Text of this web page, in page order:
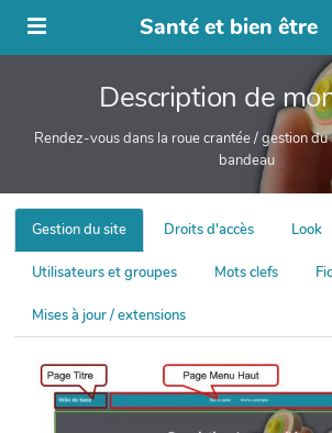
Santé et bien être
Description de
Rendez-vous dans la roue crantée / gestion
bandeau
Gestion du site Droits d'accès Look
Utilisateurs et groupes Mots clefs
Mises à jour / extensions